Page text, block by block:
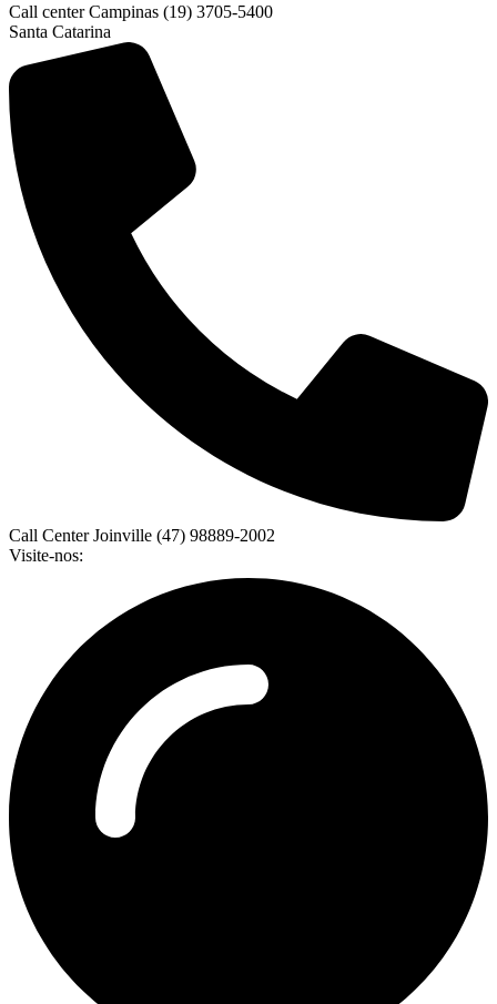
Call center Campinas (19) 3705-5400
Santa Catarina
Call Center Joinville (47) 98889-2002
Visite-nos: